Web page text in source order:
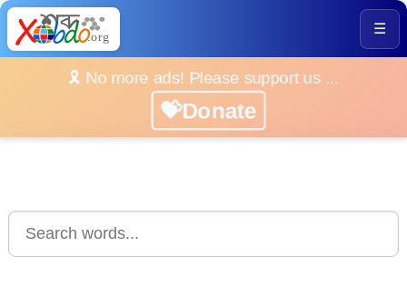
☰
🎗️ No more ads! Please support us ...
💝Donate